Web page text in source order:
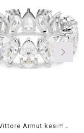
Matrix Vittore Armut kesim, Beyaz, Gümüş renkli yüzey Yüzük 52